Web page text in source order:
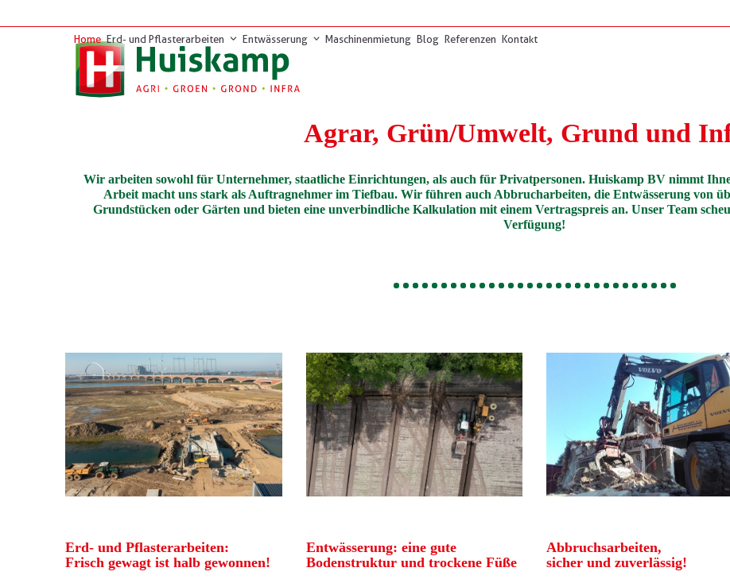
to
Home Erd- und Pflasterarbeiten Entwässerung Maschinenmietung Blog Referenzen Kontakt
Agrar, Grün/Umwelt, Grund und
Wir arbeiten sowohl für Unternehmer, staatliche Einrichtungen, als auch für Privatpersonen. Huiskamp BV nimmt
Arbeit macht uns stark als Auftragnehmer im Tiefbau. Wir führen auch Abbrucharbeiten, die Entwässerung von
Grundstücken oder Gärten und bieten eine unverbindliche Kalkulation mit einem Vertragspreis an. Unser Team
Verfügung!
Erd- und Pflasterarbeiten:
Frisch gewagt ist halb gewonnen!
Entwässerung: eine gute
Bodenstruktur und trockene Füße
Abbruchsarbeiten,
sicher und zuverlässig!